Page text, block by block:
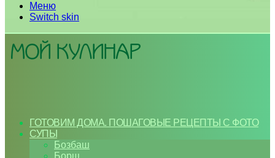
Меню
Switch skin
ГОТОВИМ ДОМА. ПОШАГОВЫЕ РЕЦЕПТЫ С ФОТО
СУПЫ
Бозбаш
Борщ